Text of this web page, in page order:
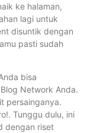
ke halaman,
lagi untuk
disuntik dengan
pasti sudah
bisa
Network Anda.
persainganya.
Tunggu dulu, ini
dengan riset